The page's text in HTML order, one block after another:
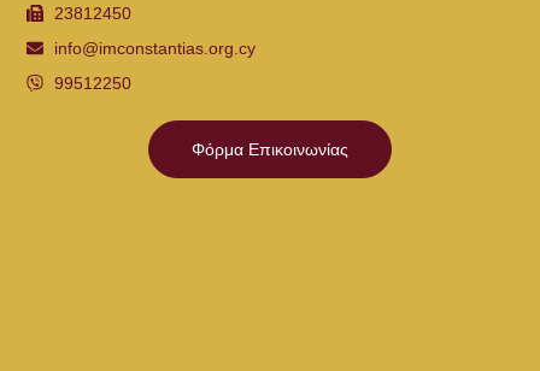
23812450
info@imconstantias.org.cy
99512250
Φόρμα Επικοινωνίας